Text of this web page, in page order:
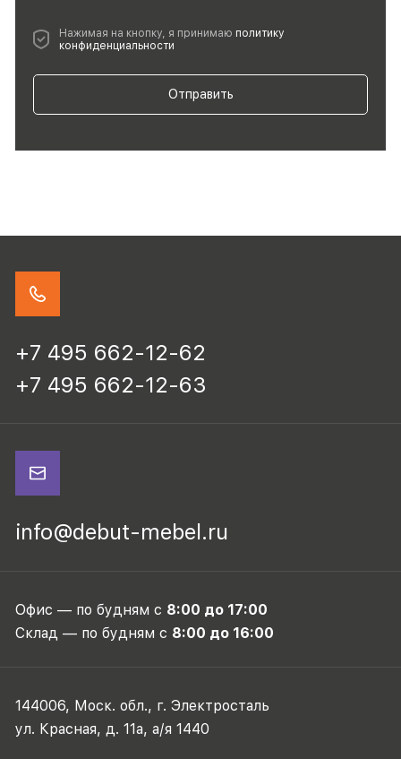
Нажимая на кнопку, я принимаю политику
конфиденциальности
Отправить
+7 495 662-12-62
+7 495 662-12-63
info@debut-mebel.ru
Офис — по будням с 8:00 до 17:00
Склад — по будням с 8:00 до 16:00
144006, Моск. обл., г. Электросталь
ул. Красная, д. 11а, а/я 1440